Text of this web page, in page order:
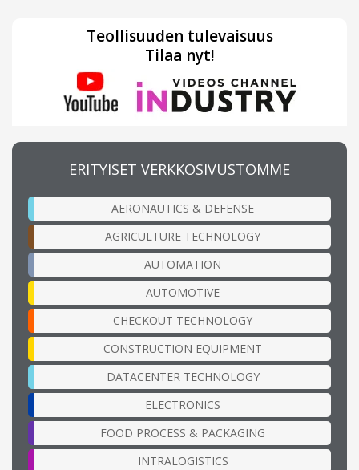
Teollisuuden tulevaisuus
Tilaa nyt!
ERITYISET VERKKOSIVUSTOMME
AERONAUTICS & DEFENSE
AGRICULTURE TECHNOLOGY
AUTOMATION
AUTOMOTIVE
CHECKOUT TECHNOLOGY
CONSTRUCTION EQUIPMENT
DATACENTER TECHNOLOGY
ELECTRONICS
FOOD PROCESS & PACKAGING
INTRALOGISTICS